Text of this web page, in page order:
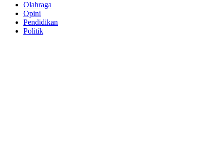
Olahraga
Opini
Pendidikan
Politik